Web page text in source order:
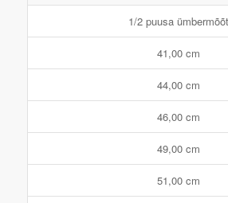
1/2 puusa ümbermõõt
41,00 cm
44,00 cm
46,00 cm
49,00 cm
51,00 cm